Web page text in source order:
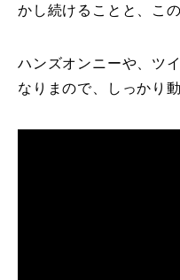
かし続けることと、こ
ハンズオンニーや、ツ
なりまので、しっかり